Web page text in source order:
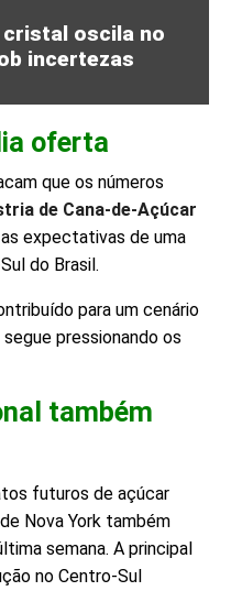
oscila no
incertezas
oferta
que os números
de Cana-de-Açúcar
expectativas de uma
do Brasil.
para um cenário
pressionando os
também
futuros de açúcar
Nova York também
semana. A principal
no Centro-Sul